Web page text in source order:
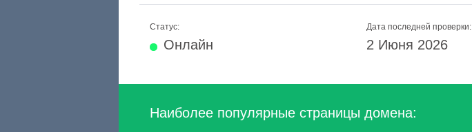
Статус:
Онлайн
Дата последней проверки:
2 Июня 2026
Наиболее популярные страницы домена: